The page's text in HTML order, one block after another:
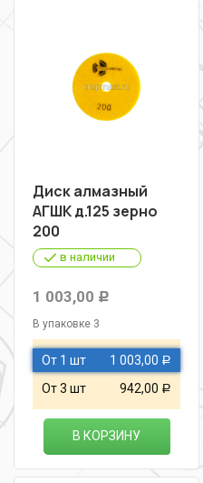
Диск алмазный
АГШК д.125 зерно
200
в наличии
1 003,00 Р
В упаковке 3
От 1 шт 1 003,00 Р
От 3 шт 942,00 Р
В КОРЗИНУ